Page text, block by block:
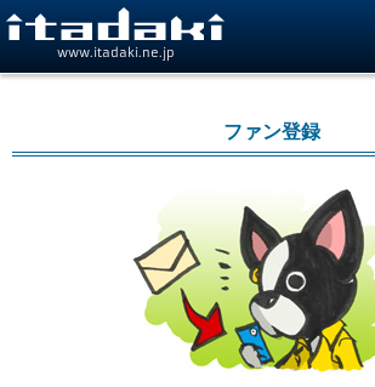
www.itadaki.ne.jp
ファン登録